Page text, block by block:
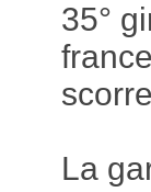
35°
La